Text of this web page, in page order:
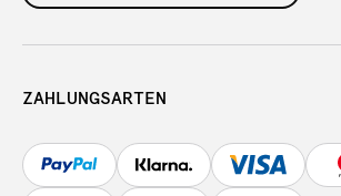
ZAHLUNGSARTEN